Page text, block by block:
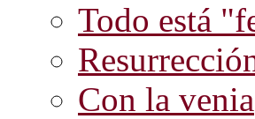
Todo está
Con la venia